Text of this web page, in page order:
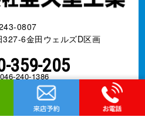
0807
327-6金田ウェルズD区画
359-205
240-1386
お断りします
～18:00 日曜定休